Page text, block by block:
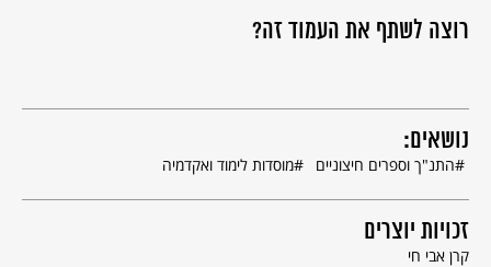
רוצה לשתף את העמוד זה?
נושאים:
התנ"ך וספרים חיצוניים מוסדות לימוד ואקדמיה
זכויות יוצרים
קרן אבי חי